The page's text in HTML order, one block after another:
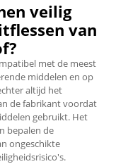
veilig
van
met de meest
middelen en op
altijd het
de fabrikant voordat
gebruikt. Het
bepalen de
ongeschikte